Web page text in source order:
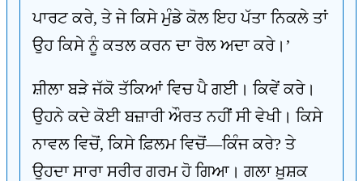
ਪਾਰਟ ਕਰੇ, ਤੇ ਜੇ ਕਿਸੇ ਮੁੰਡੇ ਕੋਲ ਇਹ ਪੱਤਾ ਨਿਕਲੇ ਤਾਂ
ਉਹ ਕਿਸੇ ਨੂੰ ਕਤਲ ਕਰਨ ਦਾ ਰੋਲ ਅਦਾ ਕਰੇ।’
ਸ਼ੀਲਾ ਬੜੇ ਜੱਕੋ ਤੱਕਿਆਂ ਵਿਚ ਪੈ ਗਈ। ਕਿਵੇਂ ਕਰੇ।
ਉਹਨੇ ਕਦੇ ਕੋਈ ਬਜ਼ਾਰੀ ਔਰਤ ਨਹੀਂ ਸੀ ਵੇਖੀ। ਕਿਸੇ
ਨਾਵਲ ਵਿਚੋਂ, ਕਿਸੇ ਫ਼ਿਲਮ ਵਿਚੋਂ—ਕਿੰਜ ਕਰੇ? ਤੇ
ਉਹਦਾ ਸਾਰਾ ਸਰੀਰ ਗਰਮ ਹੋ ਗਿਆ। ਗਲਾ ਖ਼ੁਸ਼ਕ